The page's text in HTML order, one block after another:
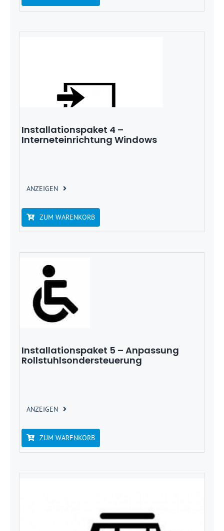
Installationspaket 4 –
Interneteinrichtung Windows
ANZEIGEN
ZUM WARENKORB
Installationspaket 5 – Anpassung
Rollstuhlsondersteuerung
ANZEIGEN
ZUM WARENKORB